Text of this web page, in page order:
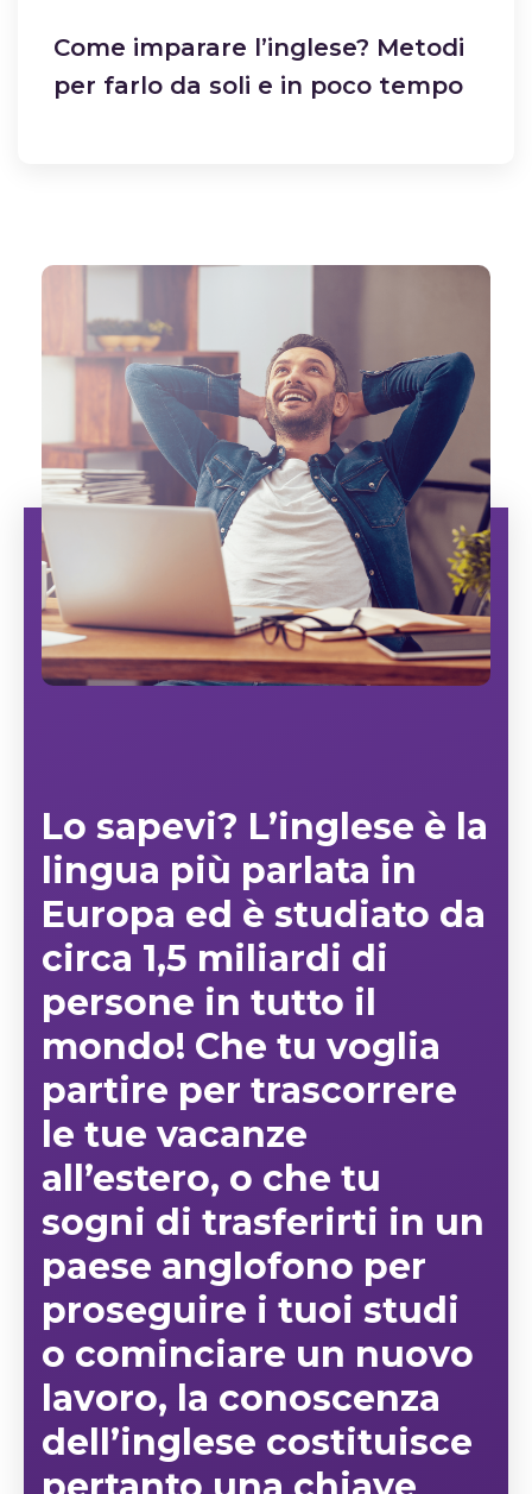
Come imparare l’inglese? Metodi
per farlo da soli e in poco tempo
Lo sapevi? L’inglese è la
lingua più parlata in
Europa ed è studiato da
circa 1,5 miliardi di
persone in tutto il
mondo! Che tu voglia
partire per trascorrere
le tue vacanze
all’estero, o che tu
sogni di trasferirti in un
paese anglofono per
proseguire i tuoi studi
o cominciare un nuovo
lavoro, la conoscenza
dell’inglese costituisce